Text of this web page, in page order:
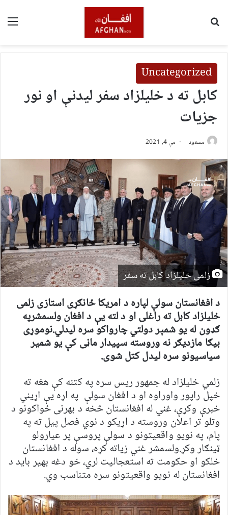
Uncategorized
کابل ته د خلیلزاد سفر لیدنې او نور
جزیات
مسعود مې 4, 2021
زلمی خلیلزاد کابل ته سفر
د افغانستان سولې لپاره د امریکا ځانګړی استازی زلمی
خلیلزاد کابل ته راغلی او د لته یې د افغان ولسمشرپه
ګډون له یو شمېر دولتي چارواکو سره لیدلي.نوموړی
بیګا مازدیګر نه وروسته سپیدار ماڼی کې یو شمیر
سیاسیونو سره لیدل کتل شوی.
زلمي خلیلزاد له جمهور ریس سره په کتنه کې هغه ته
خپل راپور واوراوه او د افغان سولې په اړه يې اړیني
خبرې وکړې، غني له افغانستان څخه د بهرنی ځواکونو د
وتلو تر اعلان وروسته د اړیکو د نوي فصل پیل ته په
پام، په نویو واقعیتونو د سولې پروسې پر عیارولو
ټینګار وکړ.ولسمشر غني زیاته کړه، سوله د افغانستان
خلکو او حکومت ته استعجالیت لري، خو دغه بهیر باید د
افغانستان له نویو واقعیتونو سره متناسب وي.